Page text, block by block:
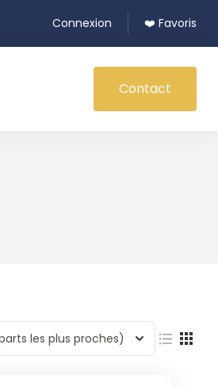
Connexion ❤️ Favoris
Contact
les plus proches)